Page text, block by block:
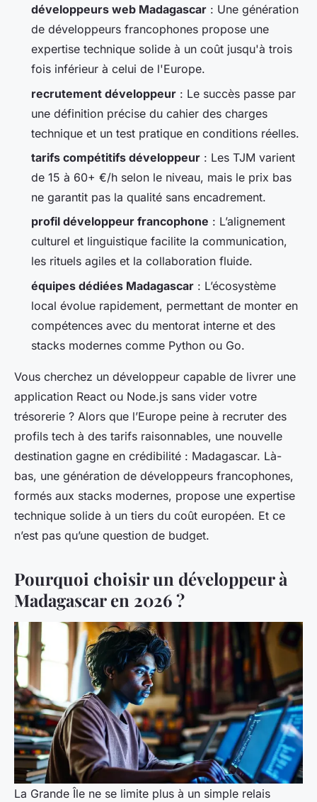
développeurs web Madagascar : Une génération
de développeurs francophones propose une
expertise technique solide à un coût jusqu'à trois
fois inférieur à celui de l'Europe.
recrutement développeur : Le succès passe par
une définition précise du cahier des charges
technique et un test pratique en conditions réelles.
tarifs compétitifs développeur : Les TJM varient
de 15 à 60+ €/h selon le niveau, mais le prix bas
ne garantit pas la qualité sans encadrement.
profil développeur francophone : L’alignement
culturel et linguistique facilite la communication,
les rituels agiles et la collaboration fluide.
équipes dédiées Madagascar : L’écosystème
local évolue rapidement, permettant de monter en
compétences avec du mentorat interne et des
stacks modernes comme Python ou Go.
Vous cherchez un développeur capable de livrer une
application React ou Node.js sans vider votre
trésorerie ? Alors que l’Europe peine à recruter des
profils tech à des tarifs raisonnables, une nouvelle
destination gagne en crédibilité : Madagascar. Là-
bas, une génération de développeurs francophones,
formés aux stacks modernes, propose une expertise
technique solide à un tiers du coût européen. Et ce
n’est pas qu’une question de budget.
Pourquoi choisir un développeur à
Madagascar en 2026 ?
La Grande Île ne se limite plus à un simple relais